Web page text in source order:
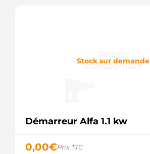
Stock sur demande
Démarreur Alfa 1.1 kw
0,00€Prix TTC